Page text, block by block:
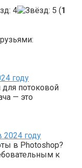
(1
году
потоковой
— это
году
в Photoshop?
к